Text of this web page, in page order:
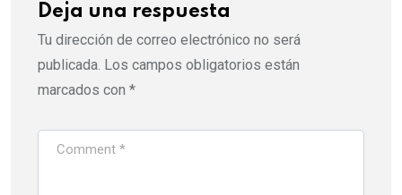
Deja una respuesta
Tu dirección de correo electrónico no será
publicada. Los campos obligatorios están
marcados con *